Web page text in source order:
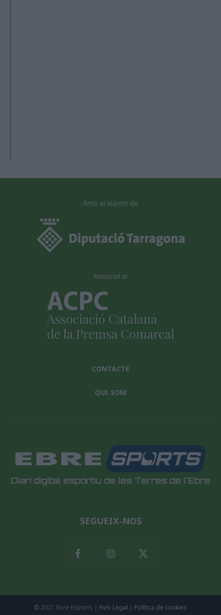
Amb el suport de
Associat a:
CONTACTE
QUI SOM
SEGUEIX-NOS
© 2021 Ebre Esports | Avís Legal | Política de cookies